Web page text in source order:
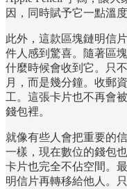
因，同時賦予它一點溫度
此外，這款區塊鏈明信
件人感到驚喜。隨著區
什麼時候會收到它。只
月，而是幾分鐘。收郵
工。這張卡片也不再會
錢包裡。
就像有些人會把重要的
一樣，現在數位的錢包
卡片也完全不佔空間。
明信片再轉移給他人。